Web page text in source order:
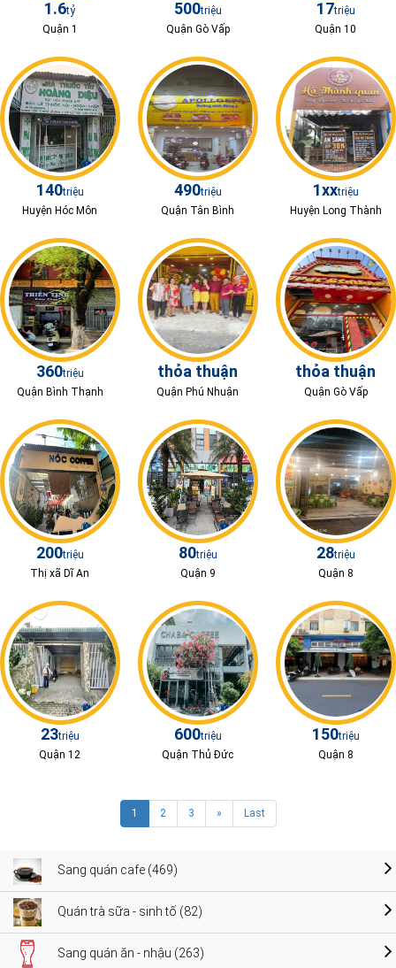
1.6tỷ
Quận 1
500triệu
Quận Gò Vấp
17triệu
Quận 10
140triệu
Huyện Hóc Môn
490triệu
Quận Tân Bình
1xxtriệu
Huyện Long Thành
360triệu
Quận Bình Thạnh
thỏa thuận
Quận Phú Nhuận
thỏa thuận
Quận Gò Vấp
200triệu
Thị xã Dĩ An
80triệu
Quận 9
28triệu
Quận 8
23triệu
Quận 12
600triệu
Quận Thủ Đức
150triệu
Quận 8
1 2 3 » Last
Sang quán cafe (469)
Quán trà sữa - sinh tố (82)
Sang quán ăn - nhậu (263)